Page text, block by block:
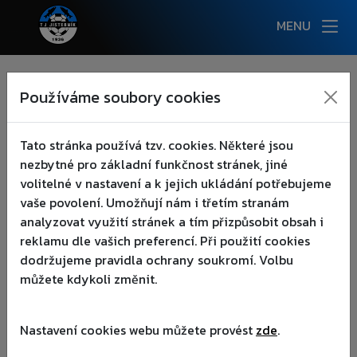
MENU
NOVINKY
KLUB▾
TÝMY▾
AREÁL▾
FANOUŠCI▾
PARTNEŘI
A TÝM - TABULKA
ZÁPASY
TABULKA
NOVINKY
Používáme soubory cookies
Tato stránka používá tzv. cookies. Některé jsou
nezbytné pro základní funkčnost stránek, jiné
volitelné v nastavení a k jejich ukládání potřebujeme
vaše povolení. Umožňují nám i třetím stranám
analyzovat využití stránek a tím přizpůsobit obsah i
reklamu dle vašich preferencí. Při použití cookies
dodržujeme pravidla ochrany soukromí. Volbu
můžete kdykoli změnit.
Nastavení cookies webu můžete provést zde.